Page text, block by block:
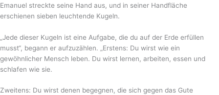
Emanuel streckte seine Hand aus, und in seiner Handfläche
erschienen sieben leuchtende Kugeln.
„Jede dieser Kugeln ist eine Aufgabe, die du auf der Erde erfüllen
musst“, begann er aufzuzählen. „Erstens: Du wirst wie ein
gewöhnlicher Mensch leben. Du wirst lernen, arbeiten, essen und
schlafen wie sie.
Zweitens: Du wirst denen begegnen, die sich gegen das Gute